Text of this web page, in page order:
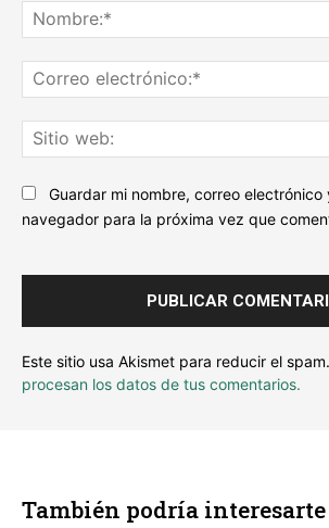
tu
comentario...
Guardar mi nombre, correo
navegador para la próxima vez que
Este sitio usa Akismet para reducir el spam.
procesan los datos de tus comentarios.
También podría interesarte